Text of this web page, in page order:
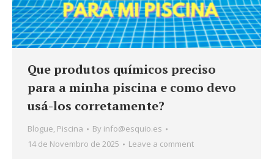
Que produtos químicos preciso
para a minha piscina e como devo
usá-los corretamente?
Blogue, Piscina By info@esquio.es
14 de Novembro de 2025
Leave a comment